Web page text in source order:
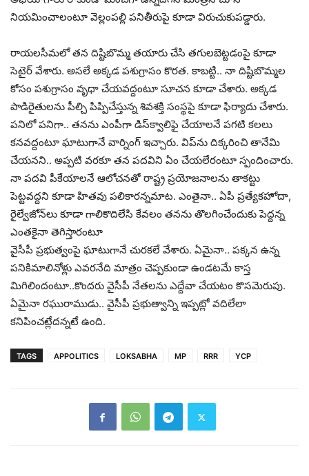
నియ‌మించాలంటూ వెల్లంప‌ల్లి ప‌నితీరుపై కూడా విరుచుకుప‌డ్డారు.
రాయ‌ల‌సీమ‌లో త‌న దిష్టిబొమ్మ త‌యారు చేసి త‌గుల‌బెట్ట‌డంపై కూడా
సెటైర్ వేశారు. అస‌లే అక్క‌డ ప‌శుగ్రాసం కొర‌త‌. కాబ‌ట్టి.. నా దిష్టిబొమ్మ‌ల
కోసం ప‌శుగ్రాసం వృధా చేయ‌వ‌ద్దంటూ సూచ‌న కూడా చేశారు. అక్క‌డ
పాడిరైతుల‌ను పీల్చి పిప్పిచేస్తున్న శివశ‌క్తి సంస్థ‌పై కూడా ఫిర్యాదు చేశారు.
ప‌నిలో ప‌నిగా.. త‌న‌ను ఎంపీగా డిస్‌క్వాలిఫై చేయాల‌నే ప‌గ‌టి క‌ల‌లు
క‌న‌వ‌ద్దంటూ ఘాటుగానే వార్నింగ్ ఇచ్చారు. విప్‌ను దిక్క‌రించి తానేమి
చేయ‌న‌ని.. అప్ప‌టి వ‌ర‌కూ త‌న ప‌ద‌విని ఏం చేయ‌లేరంటూ స్పందించారు.
నా ప‌ద‌వి పీకేయాల‌నే ఆలోచ‌న‌తో రాష్ట్ర ప్ర‌యోజ‌నాల‌ను తాక‌ట్టు
పెట్ట‌వ‌ద్ద‌ని కూడా హిత‌వు ప‌లికార‌న్న‌మాట‌. ఎంతైనా.. ఏపీ ప్ర‌త్యేక‌హోదా,
రైల్వేజోన్‌లు కూడా గాలికొదిలేసి కేవ‌లం త‌న‌ను తొల‌గించేందుకు పెద్ద‌న్న
ఎంత‌కైనా తెగిస్తారంటూ
వైసీపీ ప్ర‌భుత్వంపై ఘాటుగానే చుర‌క‌లే వేశారు. ఏమైనా.. ప‌క్క‌న ఉన్న
ప‌నికిమాలినోళ్లు ఎవ‌ర‌నేది మాత్రం చెప్ప‌కుండా ఉండ‌ట‌మే కాస్త
మిగిలిందంటూ..కొంద‌రు వైసీపీ నేత‌ల‌ను ఎద్దేవా చేయ‌టం కొస‌మెరుపు.
ఏమైనా ర‌ఘురాముడు.. వైసీపీ ప్ర‌భుత్వాన్ని ఇప్ప‌ట్లో వ‌దిలేలా
క‌నిపించ‌ట్లేద‌న్న‌టే ఉంది.
TAGS APPOLITICS LOKSABHA MP RRR YCP